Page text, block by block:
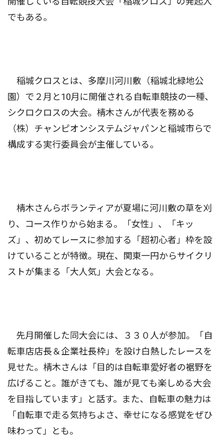
でもある。
稲城クロスとは、多摩川河川敷（稲城北緑地公
園）で２月と10月に開催される自転車競技の一種、
シクロクロスの大会。棈木さんが代表を務める
（株）チャンピオンシステムジャパンと稲城市らで
構成する実行委員会が主催している。
棈木さんらボランティアが夏場に河川敷の草を刈
り、コース作りから始まる。「女性」、「キッ
ズ」、初めてレースに参加する「超初心者」枠を設
けていることが特徴。現在、関東一円からサイクリ
ストが集まる「大人気」大会となる。
先月開催した同大会には、３３０人が参加。「自
転車店店長＆企業社長枠」を設け白熱したレースを
見せた。棈木さんは「目的は自転車愛好者の裾野を
広げること。誰がきても、誰が見ても楽しめる大会
を目指しています」と話す。また、自転車の魅力は
「自転車で走る気持ちよさ、幸せになる感覚をぜひ
味わって」とも。